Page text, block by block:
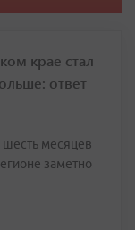
крае стал
ответ
месяцев
заметно